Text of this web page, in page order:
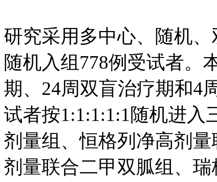
研究采用多中心、随机
随机入组778例受试者。
期、24周双盲治疗期和4
试者按1:1:1:1:1随机进入
剂量组、恒格列净高剂
剂量联合二甲双胍组、